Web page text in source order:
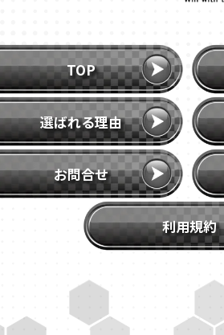
TOP
選ばれる理由
お問合せ
利用規約